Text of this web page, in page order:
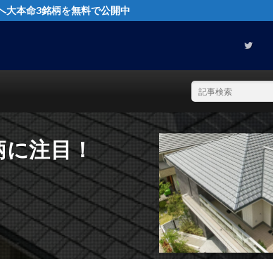
大本命3銘柄を無料で公開中
に注目！